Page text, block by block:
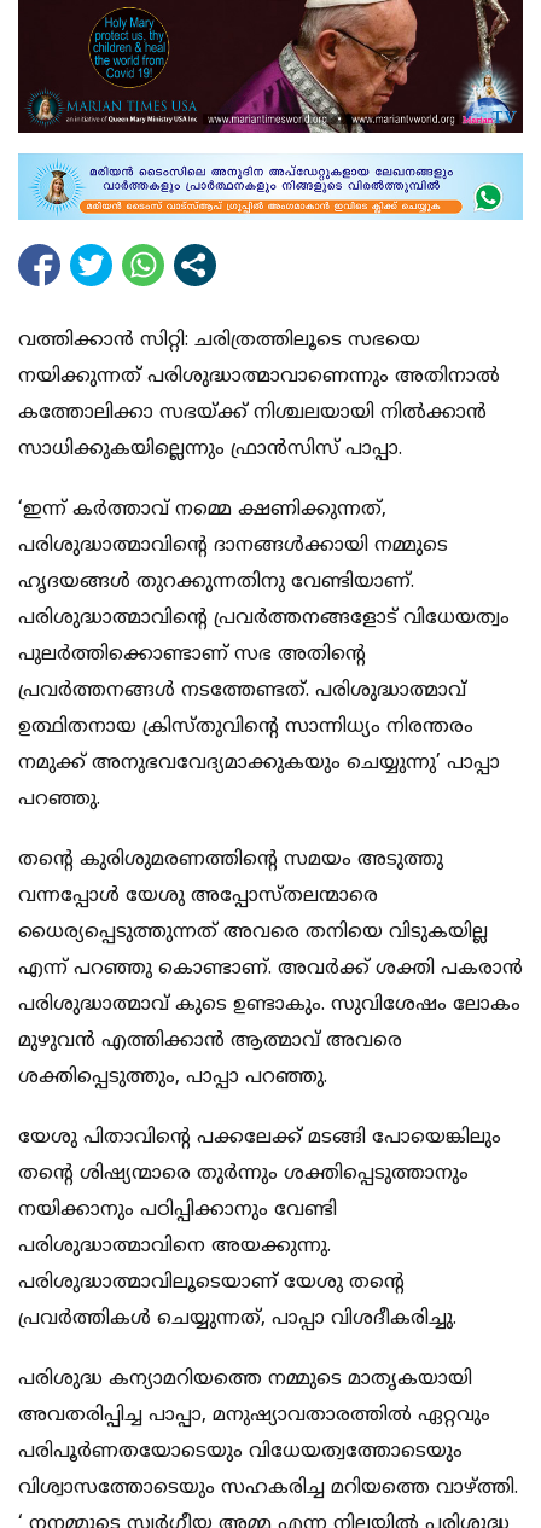
വത്തിക്കാന്‍ സിറ്റി: ചരിത്രത്തിലൂടെ സഭയെ
നയിക്കുന്നത് പരിശുദ്ധാത്മാവാണെന്നും അതിനാല്‍
കത്തോലിക്കാ സഭയ്ക്ക് നിശ്ചലയായി നില്‍ക്കാന്‍
സാധിക്കുകയില്ലെന്നും ഫ്രാന്‍സിസ് പാപ്പാ.
‘ഇന്ന് കര്‍ത്താവ് നമ്മെ ക്ഷണിക്കുന്നത്,
പരിശുദ്ധാത്മാവിന്റെ ദാനങ്ങള്‍ക്കായി നമ്മുടെ
ഹൃദയങ്ങള്‍ തുറക്കുന്നതിനു വേണ്ടിയാണ്.
പരിശുദ്ധാത്മാവിന്റെ പ്രവര്‍ത്തനങ്ങളോട് വിധേയത്വം
പുലര്‍ത്തിക്കൊണ്ടാണ് സഭ അതിന്റെ
പ്രവര്‍ത്തനങ്ങള്‍ നടത്തേണ്ടത്. പരിശുദ്ധാത്മാവ്
ഉത്ഥിതനായ ക്രിസ്തുവിന്റെ സാന്നിധ്യം നിരന്തരം
നമുക്ക് അനുഭവവേദ്യമാക്കുകയും ചെയ്യുന്നു’ പാപ്പാ
പറഞ്ഞു.
തന്റെ കുരിശുമരണത്തിന്റെ സമയം അടുത്തു
വന്നപ്പോള്‍ യേശു അപ്പോസ്തലന്മാരെ
ധൈര്യപ്പെടുത്തുന്നത് അവരെ തനിയെ വിടുകയില്ല
എന്ന് പറഞ്ഞു കൊണ്ടാണ്. അവര്‍ക്ക് ശക്തി പകരാന്‍
പരിശുദ്ധാത്മാവ് കുടെ ഉണ്ടാകും. സുവിശേഷം ലോകം
മുഴുവന്‍ എത്തിക്കാന്‍ ആത്മാവ് അവരെ
ശക്തിപ്പെടുത്തും, പാപ്പാ പറഞ്ഞു.
യേശു പിതാവിന്റെ പക്കലേക്ക് മടങ്ങി പോയെങ്കിലും
തന്റെ ശിഷ്യന്മാരെ തുര്‍ന്നും ശക്തിപ്പെടുത്താനും
നയിക്കാനും പഠിപ്പിക്കാനും വേണ്ടി
പരിശുദ്ധാത്മാവിനെ അയക്കുന്നു.
പരിശുദ്ധാത്മാവിലൂടെയാണ് യേശു തന്റെ
പ്രവര്‍ത്തികള്‍ ചെയ്യുന്നത്, പാപ്പാ വിശദീകരിച്ചു.
പരിശുദ്ധ കന്യാമറിയത്തെ നമ്മുടെ മാതൃകയായി
അവതരിപ്പിച്ച പാപ്പാ, മനുഷ്യാവതാരത്തില്‍ ഏറ്റവും
പരിപൂര്‍ണതയോടെയും വിധേയത്വത്തോടെയും
വിശ്വാസത്തോടെയും സഹകരിച്ച മറിയത്തെ വാഴ്ത്തി.